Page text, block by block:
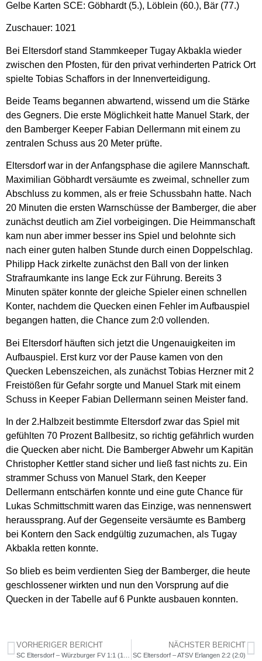
Gelbe Karten SCE: Göbhardt (5.), Löblein (60.), Bär (77.)
Zuschauer: 1021
Bei Eltersdorf stand Stammkeeper Tugay Akbakla wieder
zwischen den Pfosten, für den privat verhinderten Patrick Ort
spielte Tobias Schaffors in der Innenverteidigung.
Beide Teams begannen abwartend, wissend um die Stärke
des Gegners. Die erste Möglichkeit hatte Manuel Stark, der
den Bamberger Keeper Fabian Dellermann mit einem zu
zentralen Schuss aus 20 Meter prüfte.
Eltersdorf war in der Anfangsphase die agilere Mannschaft.
Maximilian Göbhardt versäumte es zweimal, schneller zum
Abschluss zu kommen, als er freie Schussbahn hatte. Nach
20 Minuten die ersten Warnschüsse der Bamberger, die aber
zunächst deutlich am Ziel vorbeigingen. Die Heimmanschaft
kam nun aber immer besser ins Spiel und belohnte sich
nach einer guten halben Stunde durch einen Doppelschlag.
Philipp Hack zirkelte zunächst den Ball von der linken
Strafraumkante ins lange Eck zur Führung. Bereits 3
Minuten später konnte der gleiche Spieler einen schnellen
Konter, nachdem die Quecken einen Fehler im Aufbauspiel
begangen hatten, die Chance zum 2:0 vollenden.
Bei Eltersdorf häuften sich jetzt die Ungenauigkeiten im
Aufbauspiel. Erst kurz vor der Pause kamen von den
Quecken Lebenszeichen, als zunächst Tobias Herzner mit 2
Freistößen für Gefahr sorgte und Manuel Stark mit einem
Schuss in Keeper Fabian Dellermann seinen Meister fand.
In der 2.Halbzeit bestimmte Eltersdorf zwar das Spiel mit
gefühlten 70 Prozent Ballbesitz, so richtig gefährlich wurden
die Quecken aber nicht. Die Bamberger Abwehr um Kapitän
Christopher Kettler stand sicher und ließ fast nichts zu. Ein
strammer Schuss von Manuel Stark, den Keeper
Dellermann entschärfen konnte und eine gute Chance für
Lukas Schmittschmitt waren das Einzige, was nennenswert
heraussprang. Auf der Gegenseite versäumte es Bamberg
bei Kontern den Sack endgültig zuzumachen, als Tugay
Akbakla retten konnte.
So blieb es beim verdienten Sieg der Bamberger, die heute
geschlossener wirkten und nun den Vorsprung auf die
Quecken in der Tabelle auf 6 Punkte ausbauen konnten.
VORHERIGER BERICHT NÄCHSTER BERICHT
SC Eltersdorf – ATSV Erlangen 2:2 (2:0)